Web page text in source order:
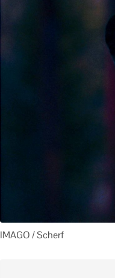
IMAGO / Scherf